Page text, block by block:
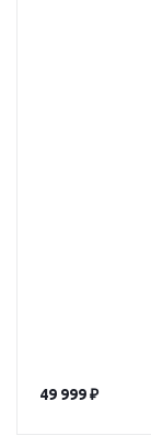
49 999₽